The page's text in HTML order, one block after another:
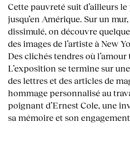
Cette pauvreté suit d’ailleurs
jusqu’en Amérique. Sur un
dissimulé, on découvre
des images de l’artiste à New
Des clichés tendres où
L’exposition se termine sur
des lettres et des articles de
hommage personnalisé au
poignant d’Ernest Cole, une
sa mémoire et son